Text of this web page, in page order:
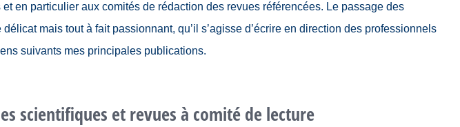
en particulier aux comités de rédaction des revues référencées. Le passage des
mais tout à fait passionnant, qu’il s’agisse d’écrire en direction des professionnels
suivants mes principales publications.
scientifiques et revues à comité de lecture